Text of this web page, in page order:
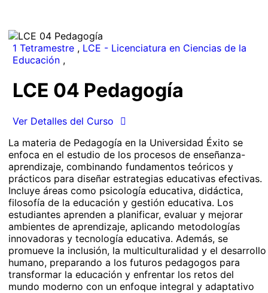
1 Tetramestre , LCE - Licenciatura en Ciencias de la
Educación ,
LCE 04 Pedagogía
Ver Detalles del Curso
La materia de Pedagogía en la Universidad Éxito se
enfoca en el estudio de los procesos de enseñanza-
aprendizaje, combinando fundamentos teóricos y
prácticos para diseñar estrategias educativas efectivas.
Incluye áreas como psicología educativa, didáctica,
filosofía de la educación y gestión educativa. Los
estudiantes aprenden a planificar, evaluar y mejorar
ambientes de aprendizaje, aplicando metodologías
innovadoras y tecnología educativa. Además, se
promueve la inclusión, la multiculturalidad y el desarrollo
humano, preparando a los futuros pedagogos para
transformar la educación y enfrentar los retos del
mundo moderno con un enfoque integral y adaptativo